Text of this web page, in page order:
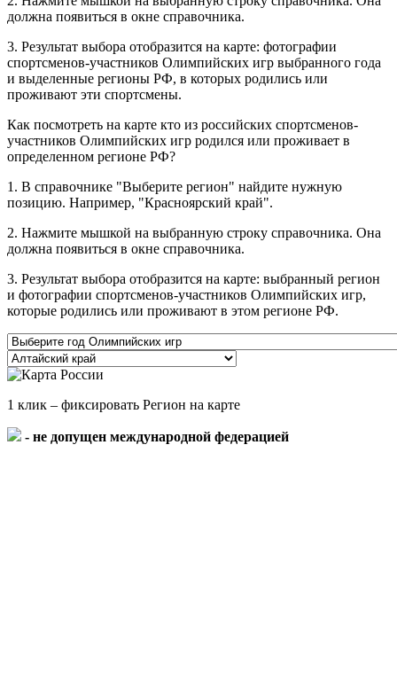
должна появиться в окне справочника.
3. Результат выбора отобразится на карте: фотографии
спортсменов-участников Олимпийских игр выбранного года
и выделенные регионы РФ, в которых родились или
проживают эти спортсмены.
Как посмотреть на карте кто из российских спортсменов-
участников Олимпийских игр родился или проживает в
определенном регионе РФ?
1. В справочнике "Выберите регион" найдите нужную
позицию. Например, "Красноярский край".
2. Нажмите мышкой на выбранную строку справочника. Она
должна появиться в окне справочника.
3. Результат выбора отобразится на карте: выбранный регион
и фотографии спортсменов-участников Олимпийских игр,
которые родились или проживают в этом регионе РФ.
1 клик – фиксировать Регион на карте
- не допущен международной федерацией